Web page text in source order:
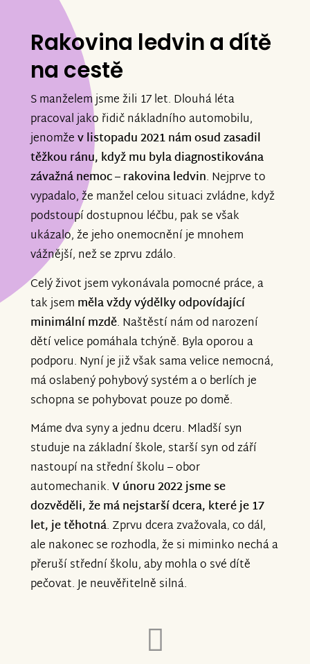
Rakovina ledvin a dítě
na cestě
S manželem jsme žili 17 let. Dlouhá léta
pracoval jako řidič nákladního automobilu,
jenomžev listopadu 2021 nám osud zasadil
těžkou ránu, když mu byla diagnostikována
závažná nemoc – rakovina ledvin. Nejprve to
vypadalo, že manžel celou situaci zvládne, když
podstoupí dostupnou léčbu, pak se však
ukázalo, že jeho onemocnění je mnohem
vážnější, než se zprvu zdálo.
Celý život jsem vykonávala pomocné práce, a
tak jsem měla vždy výdělky odpovídající
minimální mzdě. Naštěstí nám od narození
dětí velice pomáhala tchýně. Byla oporou a
podporu. Nyní je již však sama velice nemocná,
má oslabený pohybový systém a o berlích je
schopna se pohybovat pouze po domě.
Máme dva syny a jednu dceru. Mladší syn
studuje na základní škole, starší syn od září
nastoupí na střední školu – obor
automechanik.V únoru 2022 jsme se
dozvěděli, že má nejstarší dcera, které je 17
let, je těhotná. Zprvu dcera zvažovala, co dál,
ale nakonec se rozhodla, že si miminko nechá a
přeruší střední školu, aby mohla o své dítě
pečovat. Je neuvěřitelně silná.